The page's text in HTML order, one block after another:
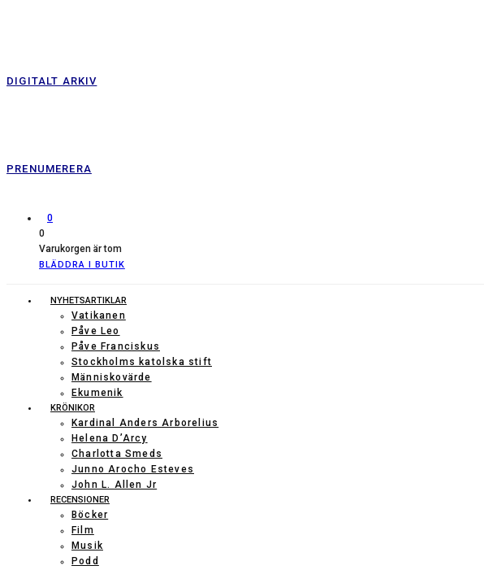
DIGITALT ARKIV
PRENUMERERA
0
0
Varukorgen är tom
BLÄDDRA I BUTIK
NYHETSARTIKLAR
Vatikanen
Påve Leo
Påve Franciskus
Stockholms katolska stift
Människovärde
Ekumenik
KRÖNIKOR
Kardinal Anders Arborelius
Helena D’Arcy
Charlotta Smeds
Junno Arocho Esteves
John L. Allen Jr
RECENSIONER
Böcker
Film
Musik
Podd